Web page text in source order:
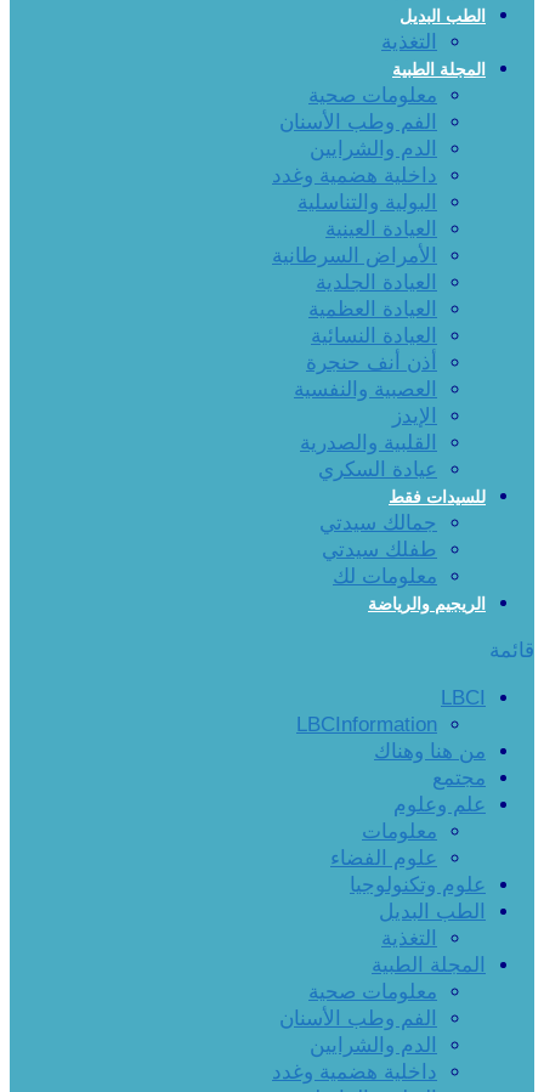
الطب البديل
التغذية
المجلة الطبية
معلومات صحية
الفم وطب الأسنان
الدم والشرايين
داخلية هضمية وغدد
البولية والتناسلية
العيادة العينية
الأمراض السرطانية
العيادة الجلدية
العيادة العظمية
العيادة النسائية
أذن أنف حنجرة
العصبية والنفسية
الإيدز
القلبية والصدرية
عيادة السكري
للسيدات فقط
جمالك سيدتي
طفلك سيدتي
معلومات لك
الريجيم والرياضة
قائمة
LBCI
LBCInformation
من هنا وهناك
مجتمع
علم وعلوم
معلومات
علوم الفضاء
علوم وتكنولوجيا
الطب البديل
التغذية
المجلة الطبية
معلومات صحية
الفم وطب الأسنان
الدم والشرايين
داخلية هضمية وغدد